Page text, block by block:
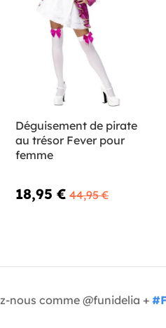
Déguisement de pirate
au trésor Fever pour
femme
18,95 € 44,95 €
nous comme @funidelia +